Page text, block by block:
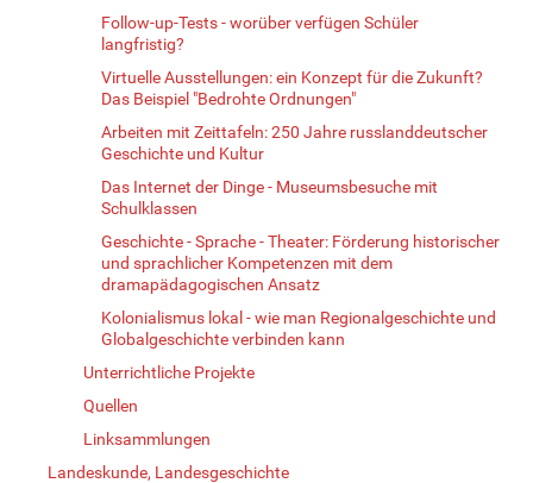
Follow-up-Tests - worüber verfügen Schüler
langfristig?
Virtuelle Ausstellungen: ein Konzept für die Zukunft?
Das Beispiel "Bedrohte Ordnungen"
Arbeiten mit Zeittafeln: 250 Jahre russlanddeutscher
Geschichte und Kultur
Das Internet der Dinge - Museumsbesuche mit
Schulklassen
Geschichte - Sprache - Theater: Förderung historischer
und sprachlicher Kompetenzen mit dem
dramapädagogischen Ansatz
Kolonialismus lokal - wie man Regionalgeschichte und
Globalgeschichte verbinden kann
Unterrichtliche Projekte
Quellen
Linksammlungen
Landeskunde, Landesgeschichte